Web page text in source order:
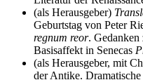
(als Herausgeber)
Geburtstag von Peter
regnum reor. Gedanken
Basisaffekt in Senecas
(als Herausgeber, mit
der Antike.